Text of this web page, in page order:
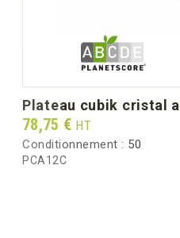
plateau cubik cristal
Prix
78,75 € HT
Conditionnement : 50
PCA12C